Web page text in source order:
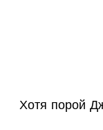
Хотя порой